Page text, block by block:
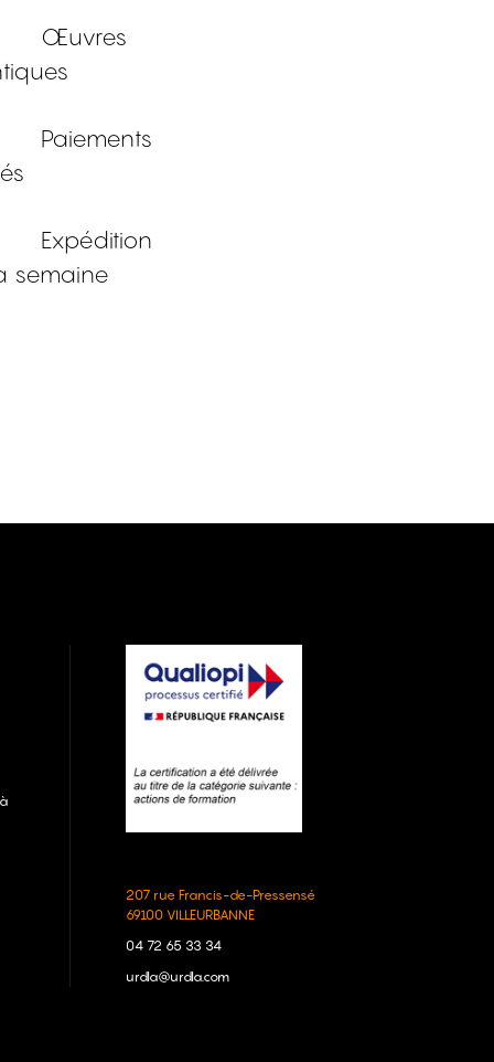
Œuvres
Paiements
Expédition
semaine
207 rue Francis-de-Pressensé
69100 VILLEURBANNE
04 72 65 33 34
urdla@urdla.com